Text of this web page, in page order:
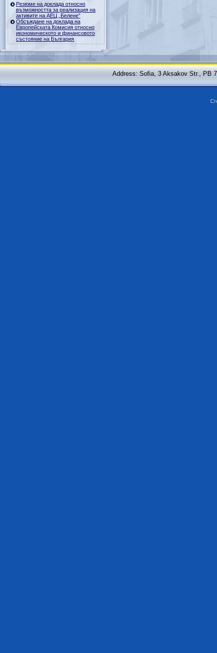
Резюме на доклада относно
възможността за реализация на
активите на АЕЦ „Белене”
Обсъждане на доклада на
Европейската Комисия относно
икономическото и финансовото
състояние на България
Address: Sofia, 3 Aksakov Str., PB